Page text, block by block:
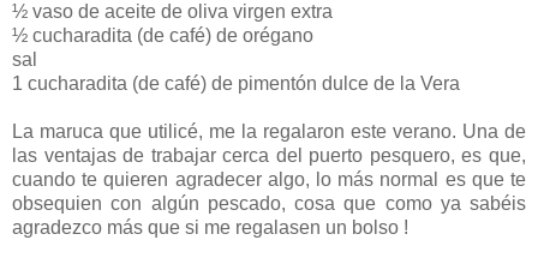
½ vaso de aceite de oliva virgen extra
½ cucharadita (de café) de orégano
sal
1 cucharadita (de café) de pimentón dulce de la Vera
La maruca que utilicé, me la regalaron este verano. Una de
las ventajas de trabajar cerca del puerto pesquero, es que,
cuando te quieren agradecer algo, lo más normal es que te
obsequien con algún pescado, cosa que como ya sabéis
agradezco más que si me regalasen un bolso !